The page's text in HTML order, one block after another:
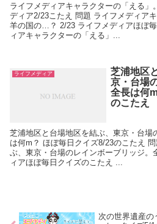
ライフメディアキャラクターの「える
ディア2/23こたえ 問題 ライフメディア
羊の国の…？ 2/23 ライフメディアほぼ
ィアキャラクターの「える」...
ライフメディア
芝浦地区
京・台場
全長は何
のこたえ
芝浦地区と台場地区を結ぶ、東京・台場
は何m？ ほぼ毎日クイズ8/23のこたえ
ぶ、東京・台場のレインボーブリッジ
ィアほぼ毎日クイズのこたえ ...
次の世界遺産の